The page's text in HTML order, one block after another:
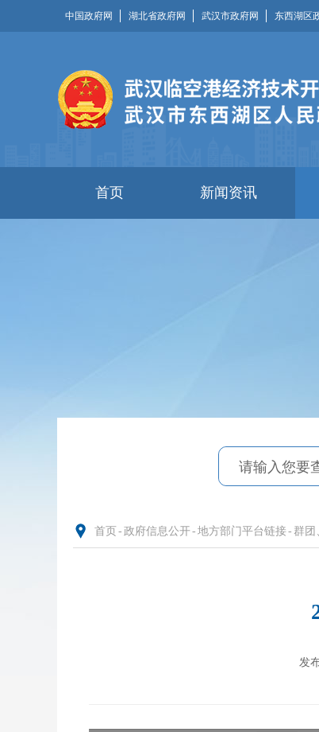
中国政府网 湖北省政府网 武汉市政府网 东西湖区
首页 新闻资讯
首页 - 政府信息公开- 地方部门平台链接- 群团
发